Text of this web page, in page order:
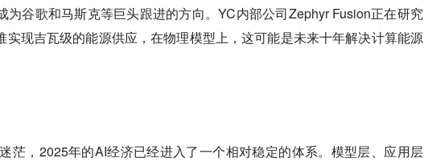
为谷歌和马斯克等巨头跟进的方向。YC内部公司Zephyr Fusion正在研究
实现吉瓦级的能源供应，在物理模型上，这可能是未来十年解决计算能源
茫，2025年的AI经济已经进入了一个相对稳定的体系。模型层、应用层